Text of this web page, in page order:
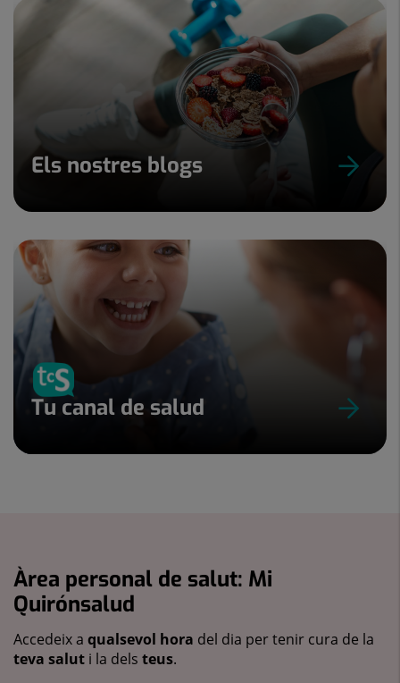
Els nostres blogs
Tu canal de salud
Àrea personal de salut: Mi
Quirónsalud
Accedeix a qualsevol hora del dia per tenir cura de la
teva salut i la dels teus.